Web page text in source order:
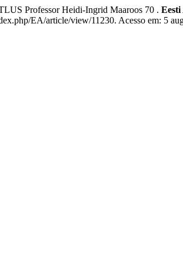
Professor Heidi-Ingrid Maaroos 70 .
EA/article/view/11230. Acesso em: 5